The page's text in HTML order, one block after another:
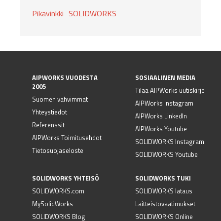
Pikavinkki SOLIDWORKS
AIPWORKS VUODESTA
2005
Suomen vahvimmat
Yhteystiedot
Referenssit
AIPWorks Toimitusehdot
Tietosuojaseloste
SOSIAALINEN MEDIA
Tilaa AIPWorks uutiskirje
AIPWorks Instagram
AIPWorks LinkedIn
AIPWorks Youtube
SOLIDWORKS Instagram
SOLIDWORKS Youtube
SOLIDWORKS YHTEISÖ
SOLIDWORKS.com
MySolidWorks
SOLIDWORKS Blog
SOLIDWORKS TUKI
SOLIDWORKS lataus
Laitteistovaatimukset
SOLIDWORKS Online